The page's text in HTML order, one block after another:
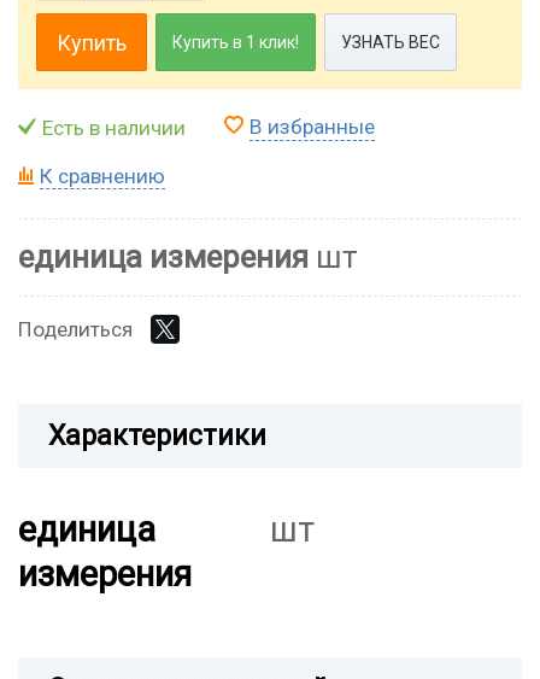
Купить Купить в 1 клик! УЗНАТЬ ВЕС
Есть в наличии В избранные
К сравнению
единица измерения шт
Поделиться
Характеристики
единица
измерения
шт